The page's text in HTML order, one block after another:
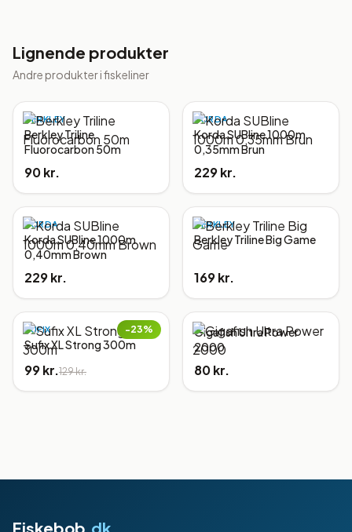
Lignende produkter
Andre produkter ifiskeliner
BERKLEY
Berkley Triline
Fluorocarbon 50m
90 kr.
KORDA
Korda SUBline 1000m
0,35mm Brun
229 kr.
KORDA
Korda SUBline 1000m
0,40mm Brown
229 kr.
BERKLEY
Berkley Triline Big Game
169 kr.
−23%
SUFIX
Sufix XL Strong 300m
99 kr.129 kr.
Gigafish Ultra Power
2000
80 kr.
Fiskebob.dk